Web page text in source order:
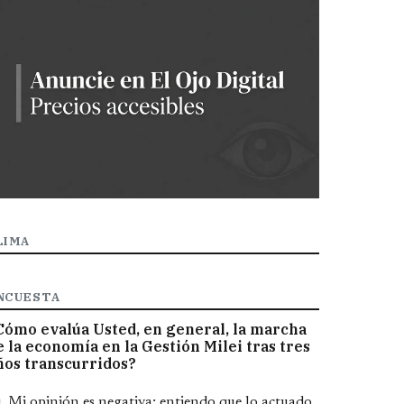
evalúa Usted, en general, la marcha
la economía en la Gestión Milei tras tres
transcurridos?